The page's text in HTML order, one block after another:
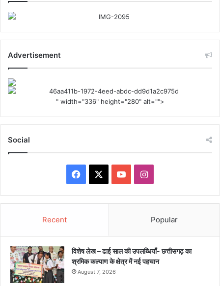
Advertisement
" width="336" height="280" alt="">
Social
Facebook YouTubeInstagram
Recent Popular
विशेष लेख – ढाई साल की उपलब्धियाँ- छत्तीसगढ़ का
श्रमिक कल्याण के क्षेत्र में नई पहचान
August 7, 2026